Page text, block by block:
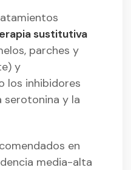
sustitutiva
parches y
y
los inhibidores
serotonina y la
en
media-alta